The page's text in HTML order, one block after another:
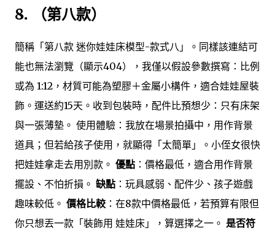
8. （第八款）
簡稱「第八款 迷你娃娃床模型-款式八」。同樣該連結可
能也無法瀏覽（顯示404），我僅以假設參數撰寫：比例
或為 1:12，材質可能為塑膠＋金屬小構件，適合娃娃屋裝
飾。運送約15天。收到包裝時，配件比預想少：只有床架
與一張薄墊。 使用體驗：我放在場景拍攝中，用作背景
道具；但若給孩子使用，就顯得「太簡單」。小侄女很快
把娃娃拿走去用別款。 優點 ：價格最低，適合用作背景
擺設、不怕折損。 缺點 ：玩具感弱、配件少、孩子遊戲
趣味較低。 價格比較 ：在8款中價格最低，若預算有限但
你只想丟一款「裝飾用 娃娃床」，算選擇之一。 是否符